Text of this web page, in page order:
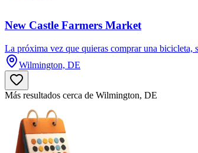
New Castle Farmers Market
La próxima vez que quieras comprar una bicicleta,
Wilmington, DE
Más resultados cerca de Wilmington, DE